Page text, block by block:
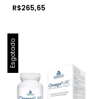
R$265,65
Esgotado